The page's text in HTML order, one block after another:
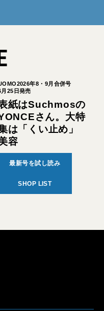
年8・9月合併号
月25日発売
紙はSuchmosの
さん。大特
は「くい止め」
容
最新号を試し読み
SHOP LIST